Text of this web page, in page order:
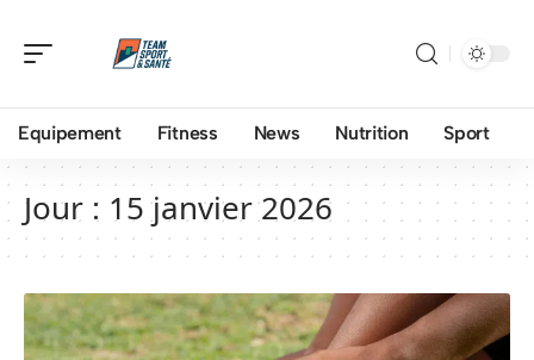
Equipement Fitness News Nutrition Sport
Jour : 15 janvier 2026